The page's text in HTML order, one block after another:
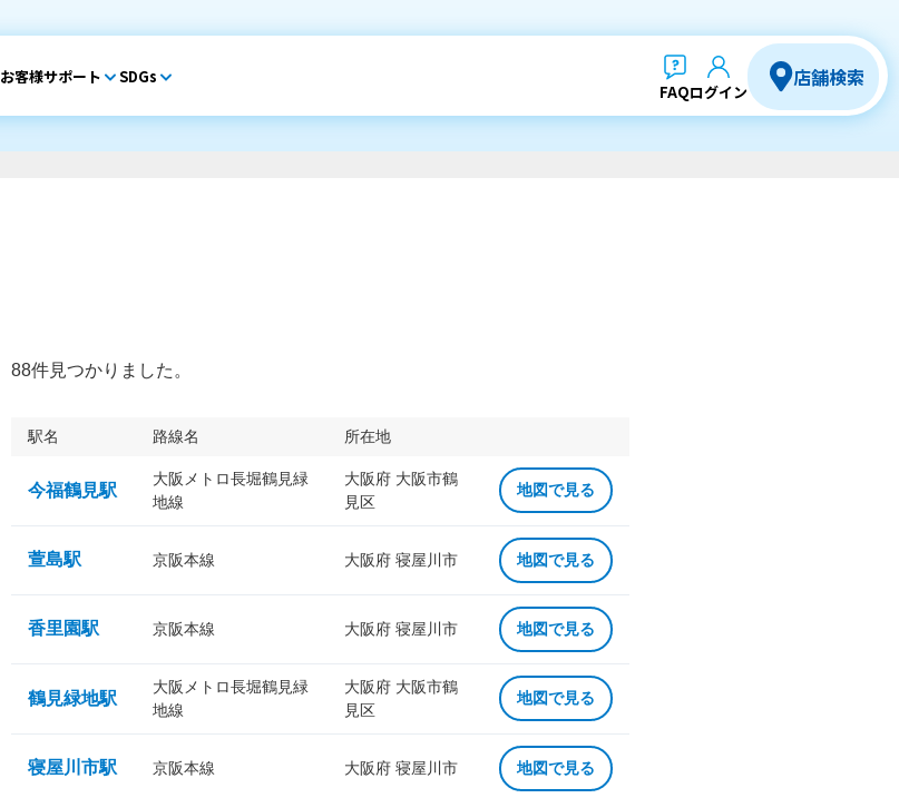
お客様サポート SDGs
FAQログイン
店舗検索
88件見つかりました。
駅名 路線名 所在地
今福鶴見駅
大阪メトロ長堀鶴見緑
地線
大阪府 大阪市鶴
見区
地図で見る
萱島駅 京阪本線 大阪府 寝屋川市 地図で見る
香里園駅 京阪本線 大阪府 寝屋川市 地図で見る
鶴見緑地駅
大阪メトロ長堀鶴見緑
地線
大阪府 大阪市鶴
見区
地図で見る
寝屋川市駅 京阪本線 大阪府 寝屋川市 地図で見る